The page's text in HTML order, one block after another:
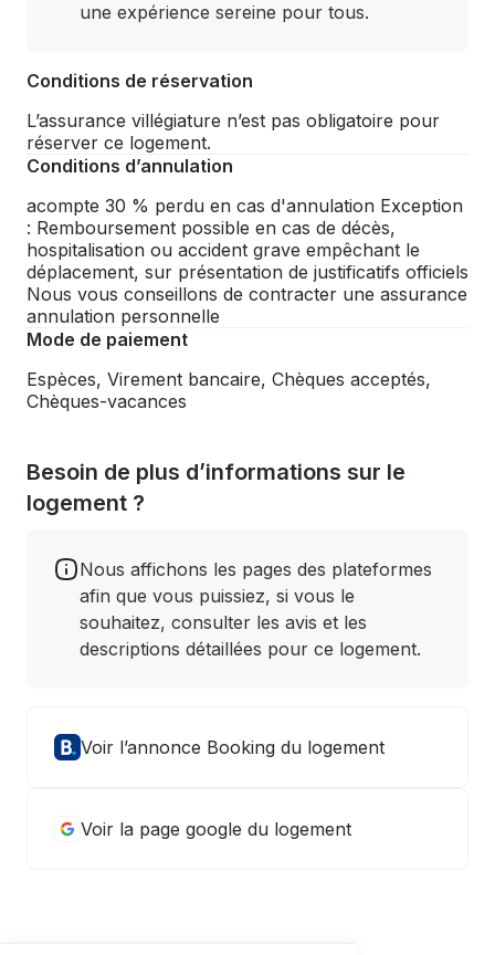
une expérience sereine pour tous.
Conditions de réservation
L’assurance villégiature n’est pas obligatoire pour
réserver ce logement.
Conditions d’annulation
acompte 30 % perdu en cas d'annulation Exception
: Remboursement possible en cas de décès,
hospitalisation ou accident grave empêchant le
déplacement, sur présentation de justificatifs officiels
Nous vous conseillons de contracter une assurance
annulation personnelle
Mode de paiement
Espèces, Virement bancaire, Chèques acceptés,
Chèques-vacances
Besoin de plus d’informations sur le
logement ?
Nous affichons les pages des plateformes
afin que vous puissiez, si vous le
souhaitez, consulter les avis et les
descriptions détaillées pour ce logement.
Voir l’annonce Booking du logement
Voir la page google du logement